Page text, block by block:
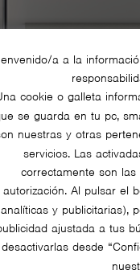
a a la
cookie o galleta
se guarda en tu pc,
nuestras y otras
servicios. Las
correctamente son
autorización. Al pulsar el
y publicitarias),
ajustada a tus
desactivarlas desde